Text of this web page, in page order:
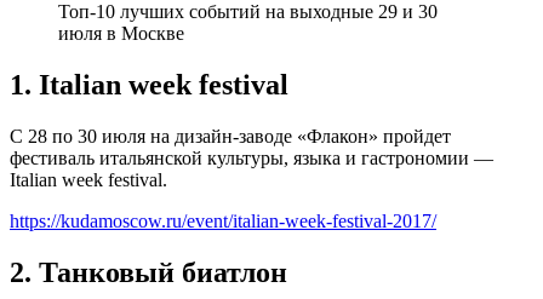
Топ-10 лучших событий на выходные 29 и 30
июля в Москве
1. Italian week festival
C 28 по 30 июля на дизайн-заводе «Флакон» пройдет
фестиваль итальянской культуры, языка и гастрономии —
Italian week festival.
https://kudamoscow.ru/event/italian-week-festival-2017/
2. Танковый биатлон